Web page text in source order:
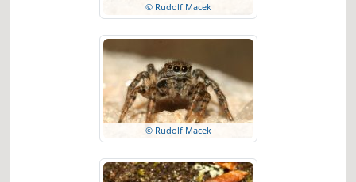
© Rudolf Macek
© Rudolf Macek